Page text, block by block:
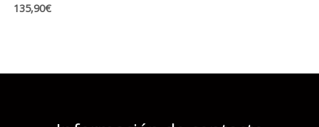
135,90€